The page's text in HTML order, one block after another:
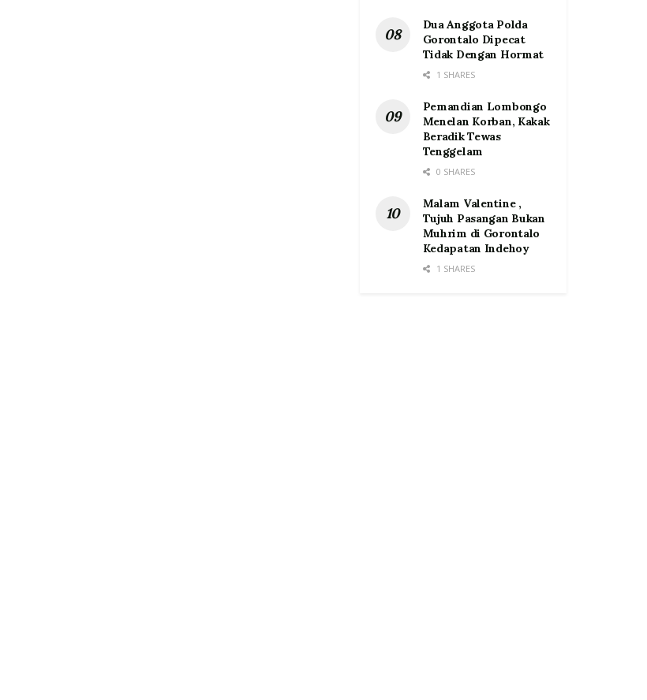
Dua Anggota Polda
Gorontalo Dipecat
Tidak Dengan Hormat
1 SHARES
Pemandian Lombongo
Menelan Korban, Kakak
Beradik Tewas
Tenggelam
0 SHARES
Malam Valentine ,
Tujuh Pasangan Bukan
Muhrim di Gorontalo
Kedapatan Indehoy
1 SHARES